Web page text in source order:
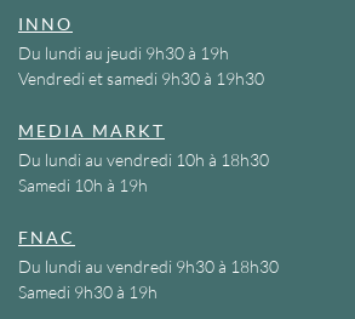
INNO
Du lundi au jeudi 9h30 à 19h
Vendredi et samedi 9h30 à 19h30
MEDIA MARKT
Du lundi au vendredi 10h à 18h30
Samedi 10h à 19h
FNAC
Du lundi au vendredi 9h30 à 18h30
Samedi 9h30 à 19h